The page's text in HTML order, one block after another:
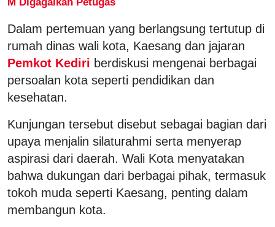
Dalam pertemuan yang berlangsung tertutup di
rumah dinas wali kota, Kaesang dan jajaran
Pemkot Kediri berdiskusi mengenai berbagai
persoalan kota seperti pendidikan dan
kesehatan.
Kunjungan tersebut disebut sebagai bagian dari
upaya menjalin silaturahmi serta menyerap
aspirasi dari daerah. Wali Kota menyatakan
bahwa dukungan dari berbagai pihak, termasuk
tokoh muda seperti Kaesang, penting dalam
membangun kota.